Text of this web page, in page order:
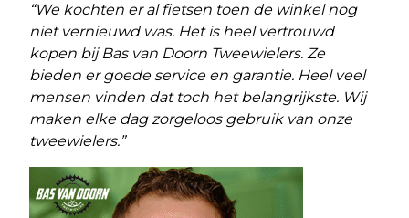
“We kochten er al fietsen toen de winkel nog
niet vernieuwd was. Het is heel vertrouwd
kopen bij Bas van Doorn Tweewielers. Ze
bieden er goede service en garantie. Heel veel
mensen vinden dat toch het belangrijkste. Wij
maken elke dag zorgeloos gebruik van onze
tweewielers.”